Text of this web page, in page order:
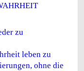
zu
leben zu
ohne die